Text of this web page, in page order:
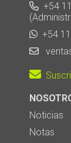
+54
+54
Noticias
Notas